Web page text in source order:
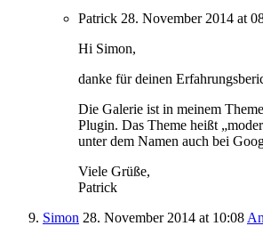
Patrick 28. November 2014 at
Hi Simon,
danke für deinen
Die Galerie ist in meinem
Plugin. Das Theme heißt
unter dem Namen auch bei
Viele Grüße,
Patrick
Simon 28. November 2014 at 10:08